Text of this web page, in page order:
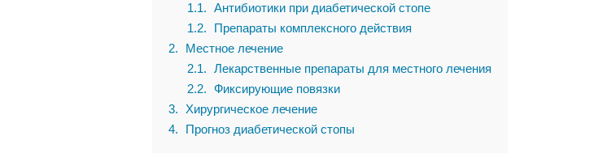
1.1
Антибиотики при диабетической стопе
1.2
Препараты комплексного действия
2
Местное лечение
2.1
Лекарственные препараты для местного лечения
2.2
Фиксирующие повязки
3
Хирургическое лечение
4
Прогноз диабетической стопы